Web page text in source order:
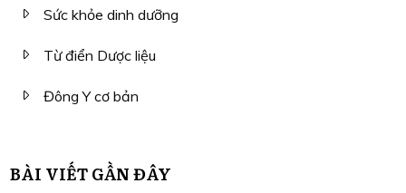
Sức khỏe dinh dưỡng
Từ điển Dược liệu
Đông Y cơ bản
BÀI VIẾT GẦN ĐÂY